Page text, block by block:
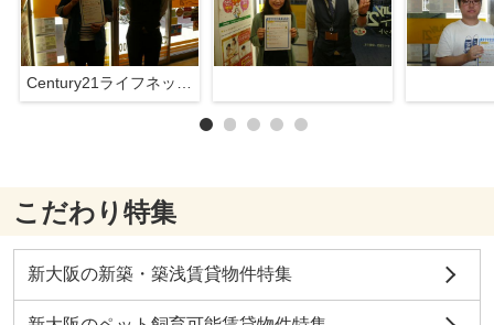
こだわり特集
新大阪の新築・築浅賃貸物件特集